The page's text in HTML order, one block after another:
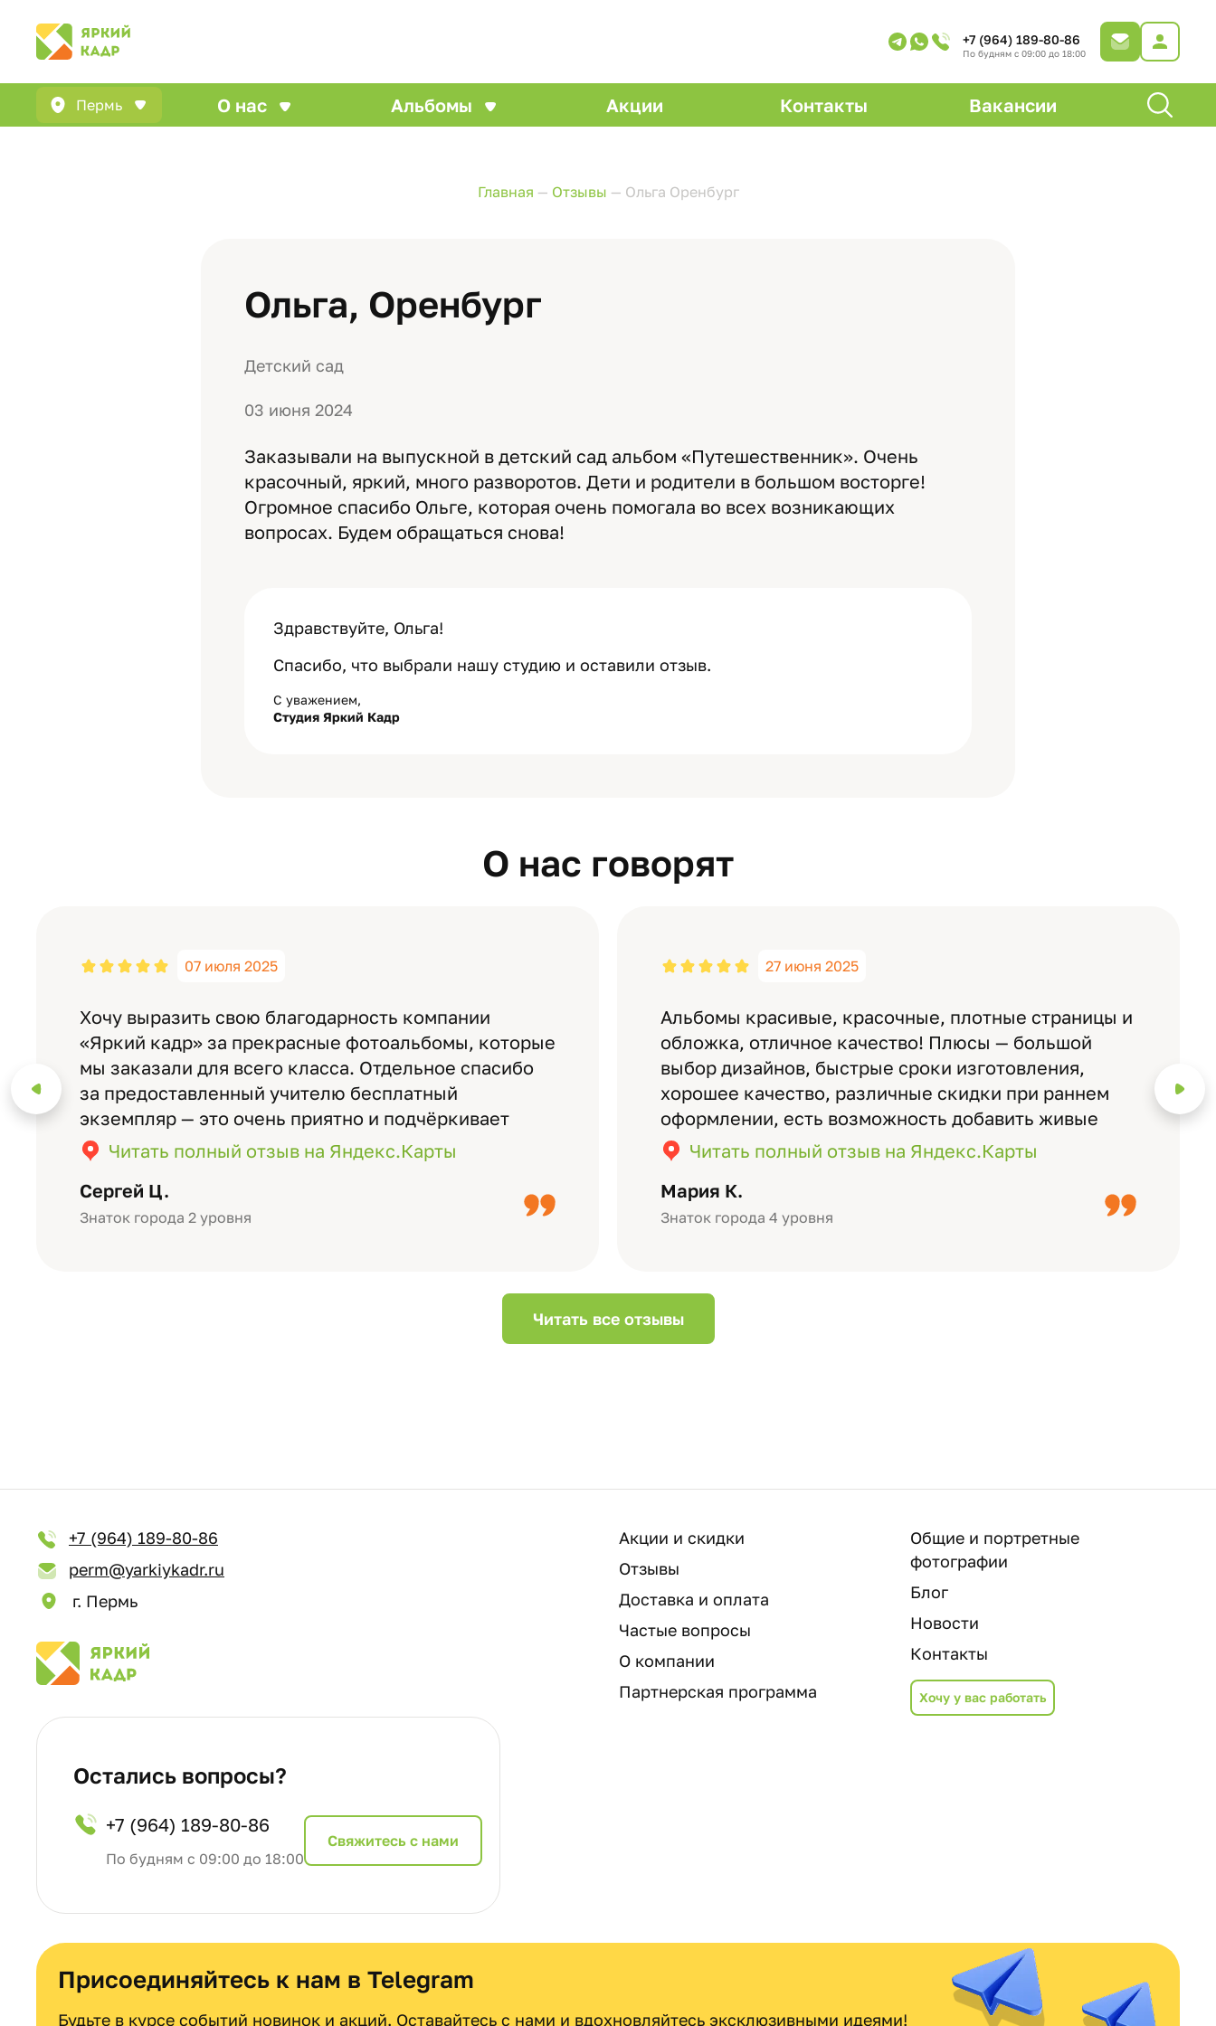
+7 (964) 189-80-86
По будням с 09:00 до 18:00
Пермь О нас Альбомы Акции Контакты Вакансии
Главная — Отзывы — Ольга Оренбург
Ольга, Оренбург
Детский сад
03 июня 2024
Заказывали на выпускной в детский сад альбом «Путешественник». Очень
красочный, яркий, много разворотов. Дети и родители в большом восторге!
Огромное спасибо Ольге, которая очень помогала во всех возникающих
вопросах. Будем обращаться снова!
Здравствуйте, Ольга!
Спасибо, что выбрали нашу студию и оставили отзыв.
С уважением,
Студия Яркий Кадр
О нас говорят
Сергей Ц.
Знаток города 2 уровня
07 июля 2025
Хочу выразить свою благодарность компании
«Яркий кадр» за прекрасные фотоальбомы, которые
мы заказали для всего класса. Отдельное спасибо
за предоставленный учителю бесплатный
экземпляр — это очень приятно и подчёркивает
значимость события. Качество альбомов на высшем
уровне: плотная бумага, красивый дизайн….
Читать полный отзыв на Яндекс.Карты
Мария К.
Знаток города 4 уровня
27 июня 2025
Альбомы красивые, красочные, плотные страницы и
обложка, отличное качество! Плюсы — большой
выбор дизайнов, быстрые сроки изготовления,
хорошее качество, различные скидки при раннем
оформлении, есть возможность добавить живые
кадры (потом можно смотреть через телефон
короткое видео с детьми, воспитателями).
Небольшой…
Читать полный отзыв на Яндекс.Карты
Читать все отзывы
+7 (964) 189-80-86
perm@yarkiykadr.ru
г. Пермь
Акции и скидки
Отзывы
Доставка и оплата
Частые вопросы
О компании
Партнерская программа
Общие и портретные
фотографии
Блог
Новости
Контакты
Хочу у вас работать
Остались вопросы?
+7 (964) 189-80-86
По будням с 09:00 до 18:00
Cвяжитесь с нами
Присоединяйтесь к нам в Telegram
Будьте в курсе событий новинок и акций. Оставайтесь с нами и вдохновляйтесь эксклюзивными идеями!